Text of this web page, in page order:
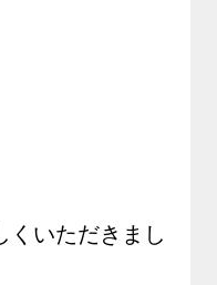
くいただきまし